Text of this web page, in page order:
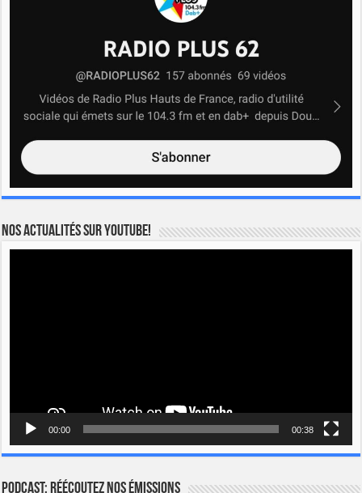
Nos actualités sur YOUTUBE!
00:00 00:38
Podcast: Réécoutez nos émissions